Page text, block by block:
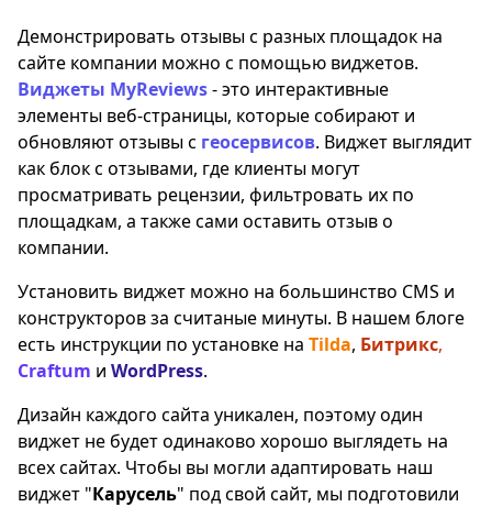
Демонстрировать отзывы с разных площадок на
сайте компании можно с помощью виджетов.
Виджеты MyReviews- это интерактивные
элементы веб-страницы, которые собирают и
обновляют отзывы с геосервисов. Виджет выглядит
как блок с отзывами, где клиенты могут
просматривать рецензии, фильтровать их по
площадкам, а также сами оставить отзыв о
компании.
Установить виджет можно на большинство CMS и
конструкторов за считаные минуты. В нашем блоге
есть инструкции по установке на Tilda, Битрикс,
Craftum и WordPress.
Дизайн каждого сайта уникален, поэтому один
виджет не будет одинаково хорошо выглядеть на
всех сайтах. Чтобы вы могли адаптировать наш
виджет "Карусель" под свой сайт, мы подготовили